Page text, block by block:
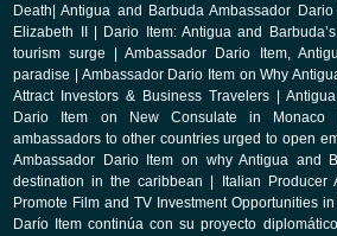
Death |Antigua and Barbuda Ambassador
Elizabeth II
Dario Item: Antigua and
tourism surge |Ambassador Dario Item,
paradise
Ambassador Dario Item on Why
Attract Investors & Business Travelers
Dario Item on New Consulate in Monaco
ambassadors to other countries urged to open
Ambassador Dario Item on why Antigua and
destination in the caribbean
Italian Producer
Promote Film and TV Investment Opportunities
Darío Item continúa con su proyecto